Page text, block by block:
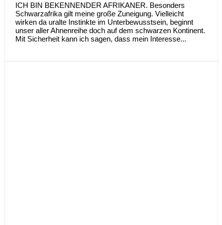
ICH BIN BEKENNENDER AFRIKANER. Besonders
Schwarzafrika gilt meine große Zuneigung. Vielleicht
wirken da uralte Instinkte im Unterbewusstsein, beginnt
unser aller Ahnenreihe doch auf dem schwarzen Kontinent.
Mit Sicherheit kann ich sagen, dass mein Interesse...